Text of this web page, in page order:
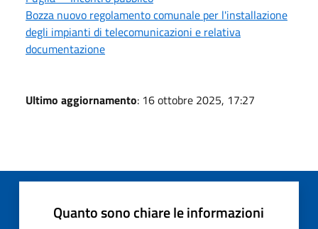
Bozza nuovo regolamento comunale per l'installazione
degli impianti di telecomunicazioni e relativa
documentazione
Ultimo aggiornamento: 16 ottobre 2025, 17:27
Quanto sono chiare le informazioni